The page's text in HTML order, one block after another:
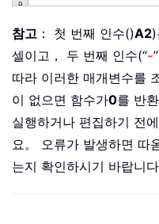
참고 ： 첫 번째 인수()A2
셀이고， 두 번째 인수(“-
따라 이러한 매개변수를
이 없으면 함수가0를 반
실행하거나 편집하기 전
요。 오류가 발생하면 따
는지 확인하시기 바랍니다